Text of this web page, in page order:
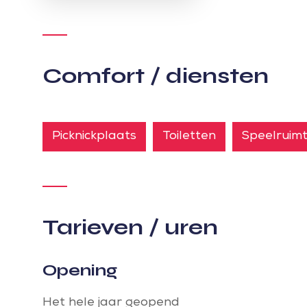
Comfort / diensten
Picknickplaats Toiletten
Tarieven / uren
Opening
Het hele jaar geopend